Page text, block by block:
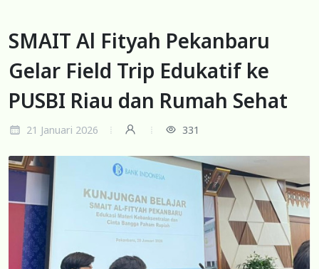
SMAIT Al Fityah Pekanbaru
Gelar Field Trip Edukatif ke
PUSBI Riau dan Rumah Sehat
21 Januari 2026 331